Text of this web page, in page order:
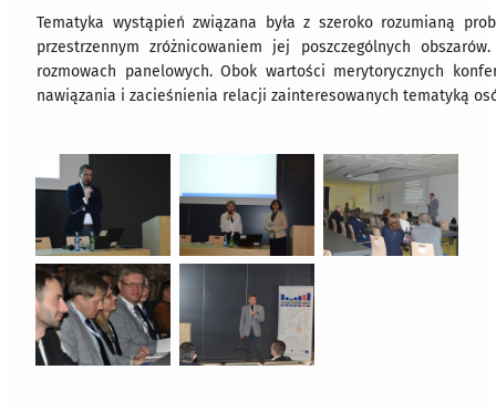
Tematyka wystąpień związana była z szeroko rozumianą
przestrzennym zróżnicowaniem jej poszczególnych
rozmowach panelowych. Obok wartości merytorycznych
nawiązania i zacieśnienia relacji zainteresowanych tematyką